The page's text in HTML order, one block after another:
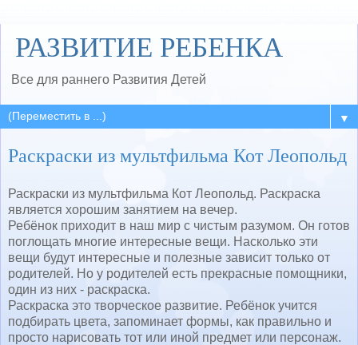
РАЗВИТИЕ РЕБЕНКА
Все для раннего Развития Детей
▼
Раскраски из мультфильма Кот Леопольд
Раскраски из мультфильма Кот Леопольд. Раскраска
является хорошим занятием на вечер.
Ребёнок приходит в наш мир с чистым разумом. Он готов
поглощать многие интересные вещи. Насколько эти
вещи будут интересные и полезные зависит только от
родителей. Но у родителей есть прекрасные помощники,
один из них - раскраска.
Раскраска это творческое развитие. Ребёнок учится
подбирать цвета, запоминает формы, как правильно и
просто нарисовать тот или иной предмет или персонаж.